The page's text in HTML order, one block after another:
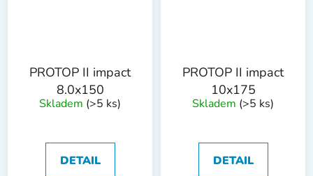
PROTOP II impact
8.0x150
Skladem (>5 ks)
DETAIL
PROTOP II impact
10x175
Skladem (>5 ks)
DETAIL